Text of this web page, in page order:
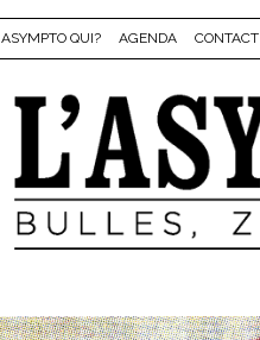
ASYMPTO QUI? AGENDA CONTACT